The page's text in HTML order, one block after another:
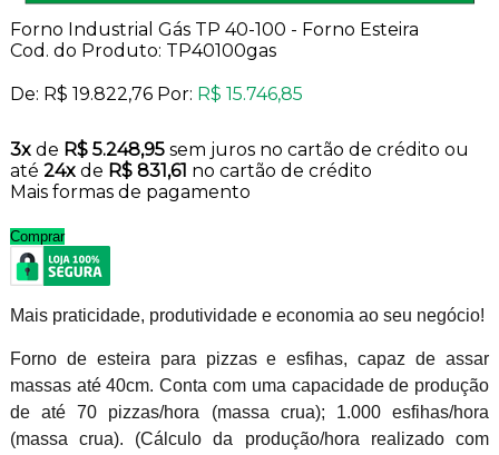
Forno Industrial Gás TP 40-100 - Forno Esteira
Cod. do Produto: TP40100gas
De: R$ 19.822,76 Por: R$ 15.746,85
3xde R$ 5.248,95 sem juros no cartão de crédito ou
até 24xde R$ 831,61 no cartão de crédito
Mais formas de pagamento
Comprar
Mais praticidade, produtividade e economia ao seu negócio!
Forno de esteira para pizzas e esfihas, capaz de assar
massas até 40cm. Conta com uma capacidade de produção
de até 70 pizzas/hora (massa crua); 1.000 esfihas/hora
(massa crua). (Cálculo da produção/hora realizado com